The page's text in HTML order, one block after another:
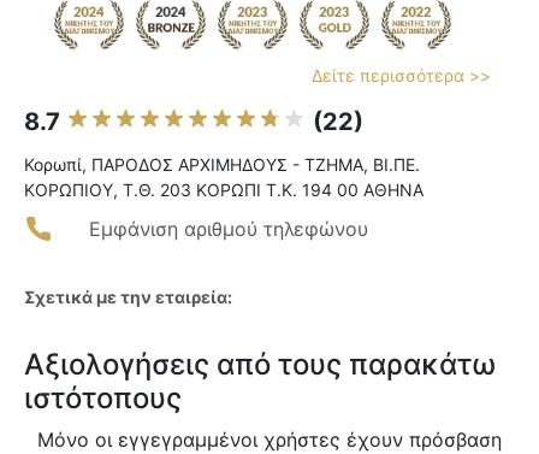
Δείτε περισσότερα >>
8.7 (22)
Κορωπί, ΠΑΡΟΔΟΣ ΑΡΧΙΜΗΔΟΥΣ - TZHMA, ΒΙ.ΠΕ.
ΚΟΡΩΠΙΟΥ, Τ.Θ. 203 ΚΟΡΩΠΙ Τ.Κ. 194 00 ΑΘΗΝΑ
Εμφάνιση αριθμού τηλεφώνου
Σχετικά με την εταιρεία:
Αξιολογήσεις από τους παρακάτω
ιστότοπους
Μόνο οι εγγεγραμμένοι χρήστες έχουν πρόσβαση